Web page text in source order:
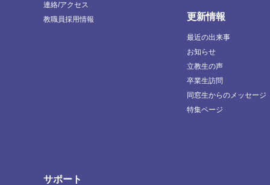
連絡/アクセス
教職員採用情報
更新情報
最近の出来事
お知らせ
立教生の声
卒業生訪問
同窓生からのメッセージ
特集ページ
サポート